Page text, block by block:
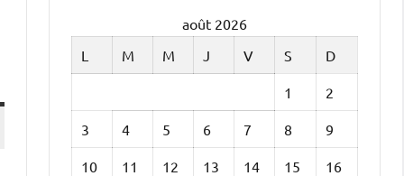
août 2026
L
M M J V S D
1 2
3 4 5 6 7 8 9
10 11 12 13 14 15 16